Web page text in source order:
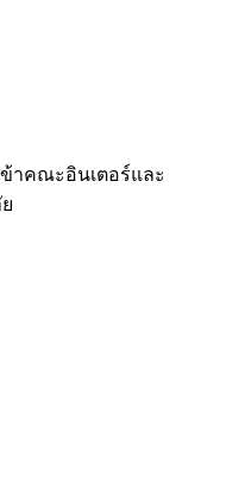
ข้าคณะอินเตอร์และ